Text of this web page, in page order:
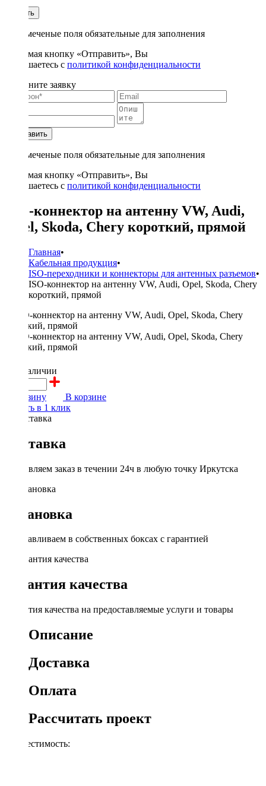
Купить
* - отмеченые поля обязательные для заполнения
Нажимая кнопку «Отправить», Вы
соглашаетесь с политикой конфиденциальности
Заполните заявку
Отправить
* - отмеченые поля обязательные для заполнения
Нажимая кнопку «Отправить», Вы
соглашаетесь с политикой конфиденциальности
ISO-коннектор на антенну VW, Audi,
Opel, Skoda, Chery короткий, прямой
Главная•
Кабельная продукция•
ISO-переходники и коннекторы для антенных разъемов•
ISO-коннектор на антенну VW, Audi, Opel, Skoda, Chery
короткий, прямой
в наличии
В корзину
В корзине
Купить в 1 клик
Доставка
Доставляем заказ в течении 24ч в любую точку Иркутска
Установка
Устанавливаем в собственных боксах с гарантией
Гарантия качества
Гарантия качества на предоставляемые услуги и товары
Описание
Доставка
Оплата
Рассчитать проект
Совместимость: